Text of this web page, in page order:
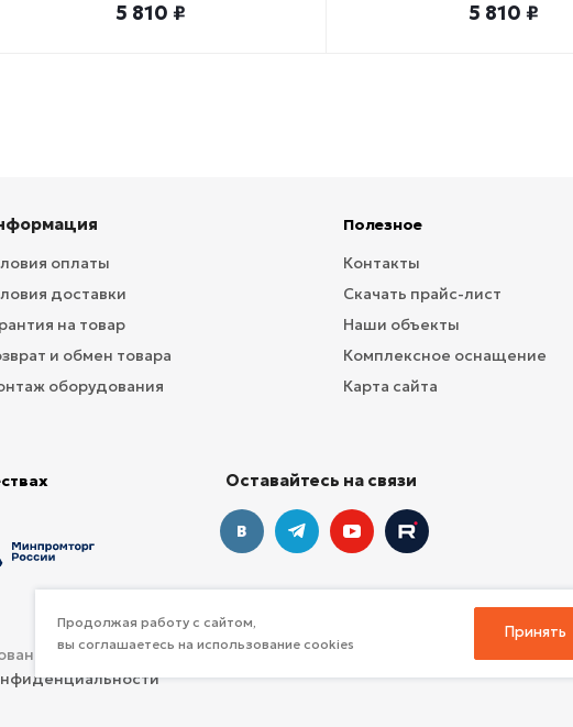
5 810 ₽ 5 810 ₽
оплаты
доставки
на товар
и обмен товара
оборудования
Полезное
Контакты
Скачать прайс-лист
Наши объекты
Комплексное оснащение
Карта сайта
Оставайтесь на связи
и профессионального инвентаря для спорта
Продолжая работу с сайтом,
вы соглашаетесь на использование cookies
Принять